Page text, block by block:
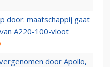
door: maatschappij gaat
A220-100-vloot
door Apollo,